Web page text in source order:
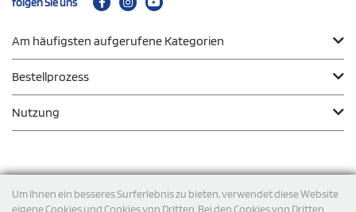
Um Ihnen ein besseres Surferlebnis zu bieten, verwendet diese Website
eigene Cookies und Cookies von Dritten. Bei den Cookies von Dritten
Am häufigsten aufgerufene Kategorien
Bestellprozess
Nutzung